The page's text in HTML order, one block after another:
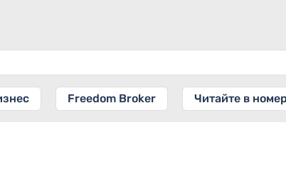
Freedom Broker Читайте в